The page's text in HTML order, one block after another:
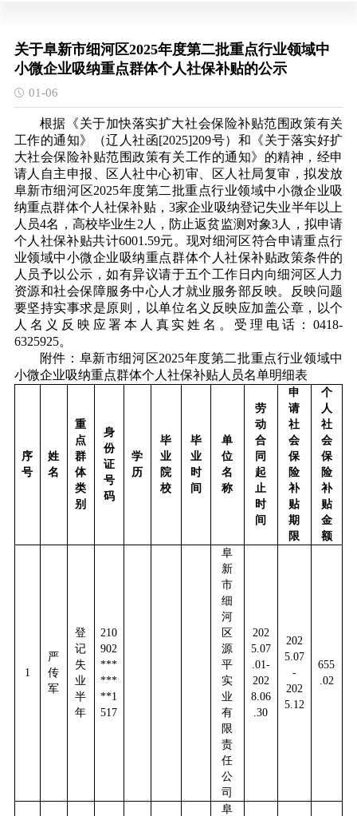
关于阜新市细河区2025年度第二批重点行业领域中
小微企业吸纳重点群体个人社保补贴的公示
01-06
根据《关于加快落实扩大社会保险补贴范围政策有关
工作的通知》（辽人社函[2025]209号） 和《关于落实好扩
大社会保险补贴范围政策有关工作的通知》 的精神，经申
请人自主申报、区人社中心初审、区人社局复审，拟发放
阜新市细河区2025年度第二批重点行业领域中小微企业吸
纳重点群体个人社保补贴， 3家企业吸纳登记失业半年以上
人员4名， 高校毕业生2人，防止返贫监测对象3人， 拟申请
个人 社保补贴共计6001.59元。现对细河区符合申请重点行
业领域中小微企业吸纳重点群体个人社保补贴政策条件的
人员予以公示，如有异议请于五个工作日内向细河区人力
资源和社会保障服务中心人才就业服务部反映。反映问题
要坚持实事求是原则，以单位名义反映应加盖公章，以个
人名义反映应署本人真实姓名。受理电话：0418-
6325925。
附件：阜新市细河区2025年度第二批重点行业领域中
小微企业吸纳重点群体个人 社保补贴人员名单明细表
序
号
姓
名
重
点
群
体
类
别
身
份
证
号
码
学
历
毕
业
院
校
毕
业
时
间
单
位
名
称
劳
动
合
同
起
止
时
间
申
请
社
会
保
险
补
贴
期
限
个
人
社
会
保
险
补
贴
金
额
1
严
传
军
登
记
失
业
半
年
210
902
***
***
**1
517
阜
新
市
细
河
区
源
平
实
业
有
限
责
任
公
司
202
5.07
.01-
202
8.06
.30
202
5.07
-
202
5.12
655
.02
阜